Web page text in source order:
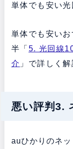
単体でも安い光
単体でも安い
半「 5. 光回線
介 」で詳しく解
悪い評判3.
auひかりのネ